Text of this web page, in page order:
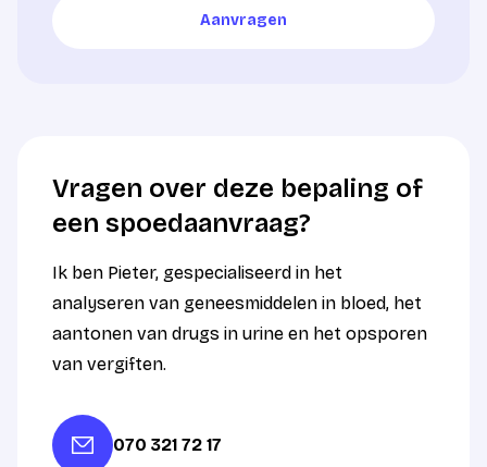
Aanvragen
Vragen over deze bepaling of
een spoedaanvraag?
Ik ben Pieter, gespecialiseerd in het
analyseren van geneesmiddelen in bloed, het
aantonen van drugs in urine en het opsporen
van vergiften.
070 321 72 17